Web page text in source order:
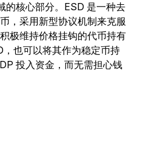
的核心部分。ESD 是一种去
，采用新型协议机制来克服
极维持价格挂钩的代币持有
，也可以将其作为稳定币持
投入资金，而无需担心钱